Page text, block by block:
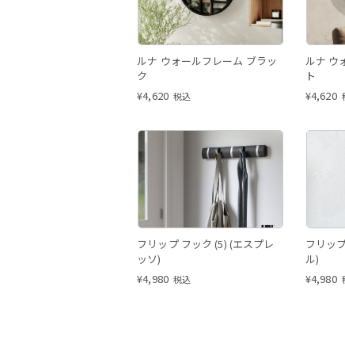
ルナ ウォールフレーム ブラッ
ク
¥4,620 税込
ルナ ウ
ト
¥4,620
フリップ フック (5) (エスプレ
ッソ)
¥4,980 税込
フリッ
ル)
¥4,980